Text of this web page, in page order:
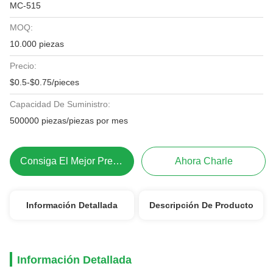
MC-515
MOQ:
10.000 piezas
Precio:
$0.5-$0.75/pieces
Capacidad De Suministro:
500000 piezas/piezas por mes
Consiga El Mejor Precio Ahora Charle
Información Detallada Descripción De Producto
Información Detallada